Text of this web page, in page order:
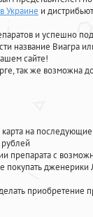
Украине и
и успешно
название Виагра
сайте!
так же возможна
карта на
с
дженерики
приобретение